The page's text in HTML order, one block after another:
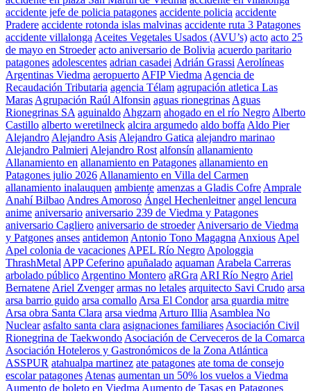
accidente jefe de policia patagones accidente policia accidente
Pradere accidente rotonda islas malvinas accidente ruta 3 Patagones
accidente villalonga Aceites Vegetales Usados (AVU’s) acto acto 25
de mayo en Stroeder acto aniversario de Bolivia acuerdo paritario
patagones adolescentes adrian casadei Adrián Grassi Aerolíneas
Argentinas Viedma aeropuerto AFIP Viedma Agencia de
Recaudación Tributaria agencia Télam agrupación atletica Las
Maras Agrupación Raúl Alfonsin aguas rionegrinas Aguas
Rionegrinas SA aguinaldo Ahgzarn ahogado en el río Negro Alberto
Castillo alberto weretilneck alcira argumedo aldo boffa Aldo Pier
Alejandro Alejandro Asis Alejandro Gatica alejandro marinao
Alejandro Palmieri Alejandro Rost alfonsín allanamiento
Allanamiento en allanamiento en Patagones allanamiento en
Patagones julio 2026 Allanamiento en Villa del Carmen
allanamiento inalauquen ambiente amenzas a Gladis Cofre Amprale
Anahí Bilbao Andres Amoroso Ángel Hechenleitner angel lencura
anime aniversario aniversario 239 de Viedma y Patagones
aniversario Cagliero aniversario de stroeder Aniversario de Viedma
y Patgones anses antidemon Antonio Tono Magagna Anxious Apel
Apel colonia de vacaciones APEL Río Negro Apologgia
ThrashMetal APP Ceferino apuñalado aquaman Arabela Carreras
arbolado público Argentino Montero aRGra ARI Río Negro Ariel
Bernatene Ariel Zvenger armas no letales arquitecto Savi Crudo arsa
arsa barrio guido arsa comallo Arsa El Condor arsa guardia mitre
Arsa obra Santa Clara arsa viedma Arturo Illia Asamblea No
Nuclear asfalto santa clara asignaciones familiares Asociación Civil
Rionegrina de Taekwondo Asociación de Cerveceros de la Comarca
Asociación Hoteleros y Gastronómicos de la Zona Atlántica
ASSPUR atahualpa martinez ate patagones ate toma de consejo
escolar patagones Atenas aumentan un 50% los vuelos a Viedma
Aumento de boleto en Viedma Aumento de Tasas en Patagones